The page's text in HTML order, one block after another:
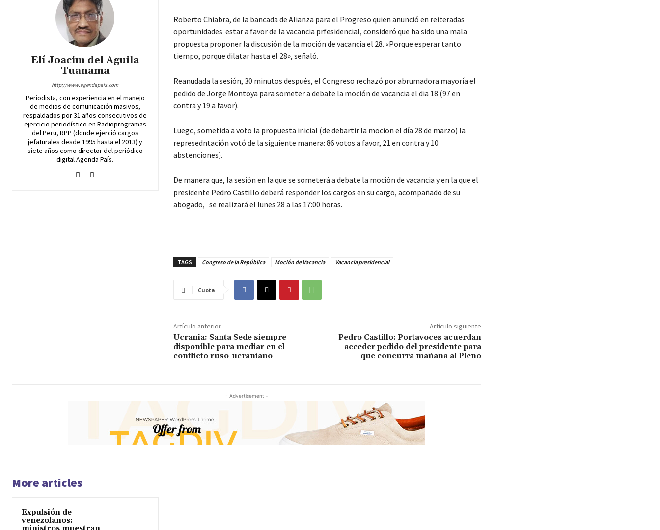
Elí Joacim del Aguila
Tuanama
http://www.agendapais.com
Periodista, con experiencia en el manejo
de medios de comunicación masivos,
respaldados por 31 años consecutivos de
ejercicio periodístico en Radioprogramas
del Perú, RPP (donde ejerció cargos
jefaturales desde 1995 hasta el 2013) y
siete años como director del periódico
digital Agenda País.
Roberto Chiabra, de la bancada de Alianza para el Progreso quien anunció en reiteradas
oportunidades estar a favor de la vacancia prfesidencial, consideró que ha sido una mala
propuesta proponer la discusión de la moción de vacancia el 28. «Porque esperar tanto
tiempo, porque dilatar hasta el 28», señaló.
Reanudada la sesión, 30 minutos después, el Congreso rechazó por abrumadora mayoría el
pedido de Jorge Montoya para someter a debate la moción de vacancia el dia 18 (97 en
contra y 19 a favor).
Luego, sometida a voto la propuesta inicial (de debartir la mocion el día 28 de marzo) la
represedntación votó de la siguiente manera: 86 votos a favor, 21 en contra y 10
abstenciones).
De manera que, la sesión en la que se someterá a debate la moción de vacancia y en la que el
presidente Pedro Castillo deberá responder los cargos en su cargo, acompañado de su
abogado, se realizará el lunes 28 a las 17:00 horas.
TAGS Congreso de la República Moción de Vacancia Vacancia presidencial
Cuota
Artículo anterior
Ucrania: Santa Sede siempre
disponible para mediar en el
conflicto ruso-ucraniano
Artículo siguiente
Pedro Castillo: Portavoces acuerdan
acceder pedido del presidente para
que concurra mañana al Pleno
- Advertisement -
More articles
Expulsión de
venezolanos: